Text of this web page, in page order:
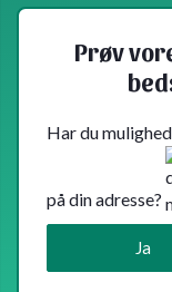
Prøv
Har du
på din adresse?
Ja